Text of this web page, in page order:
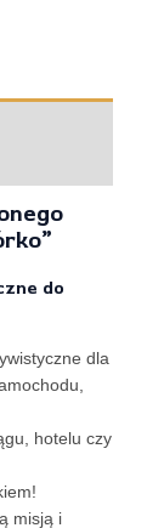
do
dla
hotelu czy
misją i